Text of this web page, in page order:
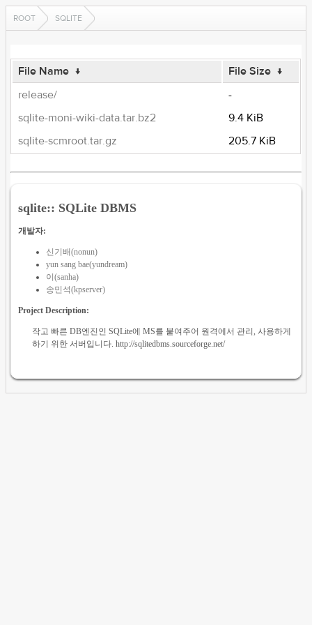
ROOT SQLITE
File Name ↓ File Size ↓
release/
-
sqlite-moni-wiki-data.tar.bz2
9.4 KiB
sqlite-scmroot.tar.gz
205.7 KiB
sqlite:: SQLite DBMS
개발자:
신기배(nonun)
yun sang bae(yundream)
이(sanha)
송민석(kpserver)
Project Description:
작고 빠른 DB엔진인 SQLite에 MS를 붙여주어 원격에서 관리, 사용하게
하기 위한 서버입니다. http://sqlitedbms.sourceforge.net/